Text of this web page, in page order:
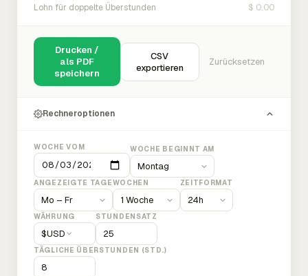
Lohn für doppelte Überstunden $ 0.00
Drucken /
als PDF
speichern
CSV
exportieren
Zurücksetzen
Rechneroptionen
WOCHE VOM WOCHE BEGINNT AM
ANGEZEIGTE TAGEWOCHEN ZEITFORMAT
WÄHRUNG
$USD
STUNDENSATZ
TÄGLICHE ÜBERSTUNDEN (STD.)